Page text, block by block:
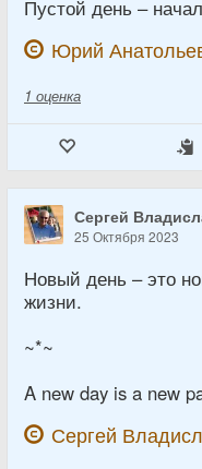
Пустой день –
Юрий
1 оценка
Сергей
25 Октября 2023
Новый день – это
жизни.
~*~
A new day is a new
Сергей